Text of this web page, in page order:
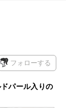
フォローする
パール入りの